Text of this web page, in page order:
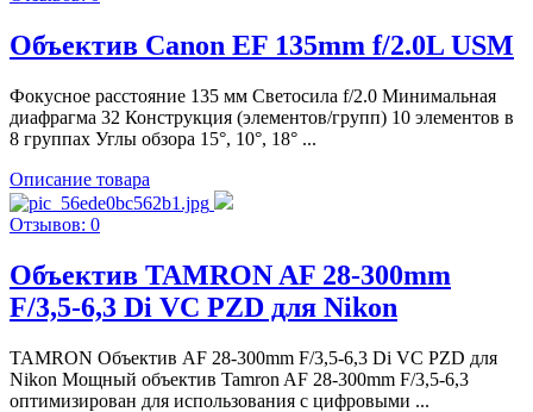
Объектив Canon EF 135mm f/2.0L USM
Фокусное расстояние 135 мм Светосила f/2.0 Минимальная
диафрагма 32 Конструкция (элементов/групп) 10 элементов в
8 группах Углы обзора 15°, 10°, 18° ...
Описание товара
Отзывов: 0
Объектив TAMRON AF 28-300mm
F/3,5-6,3 Di VC PZD для Nikon
TAMRON Объектив AF 28-300mm F/3,5-6,3 Di VC PZD для
Nikon Мощный объектив Tamron AF 28-300mm F/3,5-6,3
оптимизирован для использования с цифровыми ...